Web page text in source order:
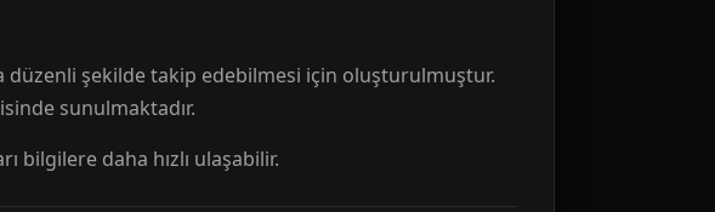
düzenli şekilde takip edebilmesi için oluşturulmuştur.
sunulmaktadır.
bilgilere daha hızlı ulaşabilir.